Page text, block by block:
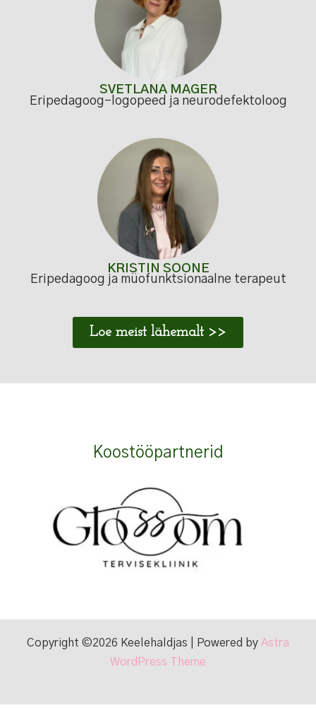
SVETLANA MAGER
Eripedagoog-logopeed ja neurodefektoloog
KRISTIN SOONE
Eripedagoog ja müofunktsionaalne terapeut
Loe meist lähemalt >>
Koostööpartnerid
Copyright ©2026 Keelehaldjas | Powered by Astra
WordPress Theme